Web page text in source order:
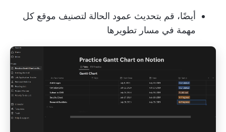
أيضًا، قم بتحديث عمود الحالة لتصنيف موقع كل
مهمة في مسار تطويرها